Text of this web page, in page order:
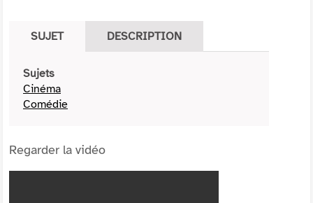
SUJET DESCRIPTION
Sujets
Cinéma
Comédie
Regarder la vidéo